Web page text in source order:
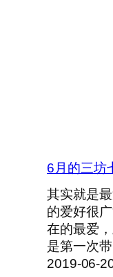
6月的三坊
其实就是
的爱好很
在的最爱
是第一次
2019-06-